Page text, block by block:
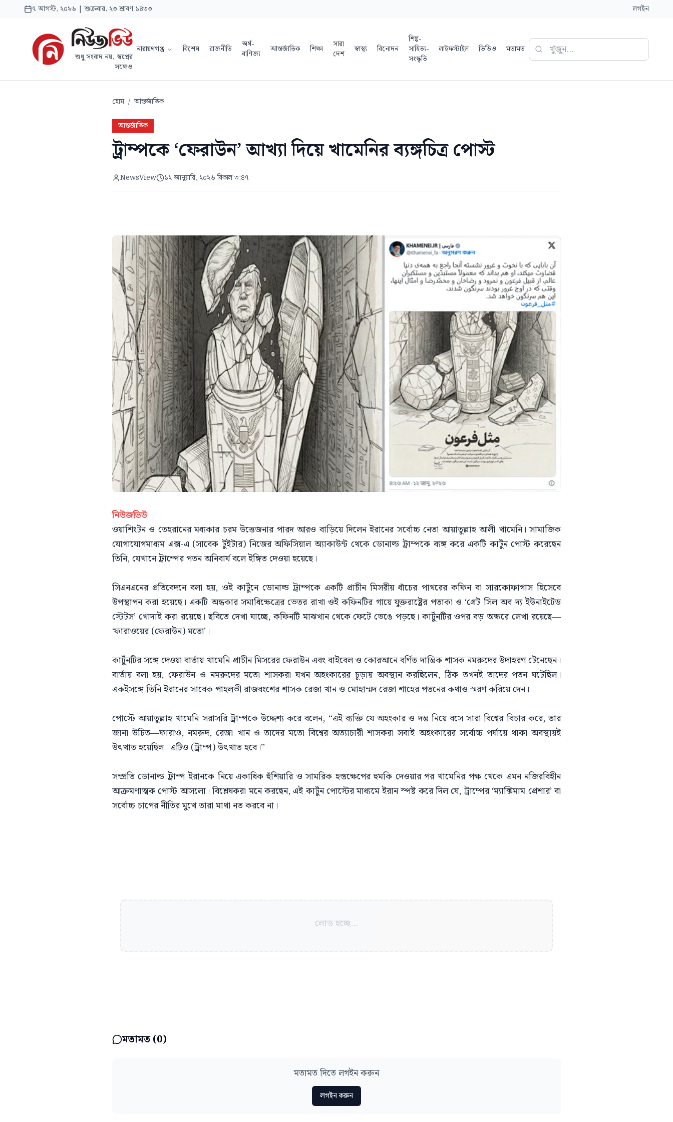
৭ আগস্ট, ২০২৬ | শুক্রবার, ২৩ শ্রাবণ ১৪৩৩ লগইন
শুধু সংবাদ নয়, স্বপ্নের
সঙ্গেও
নারায়ণগঞ্জ বিশেষ রাজনীতি
অর্থ-
বাণিজ্য
আন্তর্জাতিক শিক্ষা
সারা
দেশ
স্বাস্থ্য বিনোদন
শিল্প-
সাহিত্য-
সংস্কৃতি
লাইফস্টাইল ভিডিও মতামত
হোম / আন্তর্জাতিক
আন্তর্জাতিক
ট্রাম্পকে ‘ফেরাউন’ আখ্যা দিয়ে খামেনির ব্যঙ্গচিত্র পোস্ট
NewsView ১২ জানুয়ারি, ২০২৬ বিকাল ৩:৪৭
নিউজভিউ
ওয়াশিংটন ও তেহরানের মধ্যকার চরম উত্তেজনার পারদ আরও বাড়িয়ে দিলেন ইরানের সর্বোচ্চ নেতা আয়াতুল্লাহ আলী খামেনি। সামাজিক
যোগাযোগমাধ্যম এক্স-এ (সাবেক টুইটার) নিজের অফিসিয়াল অ্যাকাউন্ট থেকে ডোনাল্ড ট্রাম্পকে ব্যঙ্গ করে একটি কার্টুন পোস্ট করেছেন
তিনি, যেখানে ট্রাম্পের পতন অনিবার্য বলে ইঙ্গিত দেওয়া হয়েছে।
সিএনএনের প্রতিবেদনে বলা হয়, ওই কার্টুনে ডোনাল্ড ট্রাম্পকে একটি প্রাচীন মিসরীয় ধাঁচের পাথরের কফিন বা সারকোফাগাস হিসেবে
উপস্থাপন করা হয়েছে। একটি অন্ধকার সমাধিক্ষেত্রের ভেতর রাখা ওই কফিনটির গায়ে যুক্তরাষ্ট্রের পতাকা ও ‘গ্রেট সিল অব দ্য ইউনাইটেড
স্টেটস’ খোদাই করা রয়েছে। ছবিতে দেখা যাচ্ছে, কফিনটি মাঝখান থেকে ফেটে ভেঙে পড়ছে। কার্টুনটির ওপর বড় অক্ষরে লেখা রয়েছে—
‘ফারাওয়ের (ফেরাউন) মতো’।
কার্টুনটির সঙ্গে দেওয়া বার্তায় খামেনি প্রাচীন মিসরের ফেরাউন এবং বাইবেল ও কোরআনে বর্ণিত দাম্ভিক শাসক নমরুদের উদাহরণ টেনেছেন।
বার্তায় বলা হয়, ফেরাউন ও নমরুদের মতো শাসকরা যখন অহংকারের চূড়ায় অবস্থান করছিলেন, ঠিক তখনই তাদের পতন ঘটেছিল।
একইসঙ্গে তিনি ইরানের সাবেক পাহলভী রাজবংশের শাসক রেজা খান ও মোহাম্মদ রেজা শাহের পতনের কথাও স্মরণ করিয়ে দেন।
পোস্টে আয়াতুল্লাহ খামেনি সরাসরি ট্রাম্পকে উদ্দেশ্য করে বলেন, “এই ব্যক্তি যে অহংকার ও দম্ভ নিয়ে বসে সারা বিশ্বের বিচার করে, তার
জানা উচিত—ফারাও, নমরুদ, রেজা খান ও তাদের মতো বিশ্বের অত্যাচারী শাসকরা সবাই অহংকারের সর্বোচ্চ পর্যায়ে থাকা অবস্থায়ই
উৎখাত হয়েছিল। এটিও (ট্রাম্প) উৎখাত হবে।”
সম্প্রতি ডোনাল্ড ট্রাম্প ইরানকে নিয়ে একাধিক হুঁশিয়ারি ও সামরিক হস্তক্ষেপের হুমকি দেওয়ার পর খামেনির পক্ষ থেকে এমন নজিরবিহীন
আক্রমণাত্মক পোস্ট আসলো। বিশ্লেষকরা মনে করছেন, এই কার্টুন পোস্টের মাধ্যমে ইরান স্পষ্ট করে দিল যে, ট্রাম্পের ‘ম্যাক্সিমাম প্রেশার’ বা
সর্বোচ্চ চাপের নীতির মুখে তারা মাথা নত করবে না।
লোড হচ্ছে...
মতামত (0)
মতামত দিতে লগইন করুন
লগইন করুন